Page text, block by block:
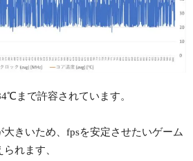
まで許容されています。
きいため、fpsを安定させたいゲーム
れます、